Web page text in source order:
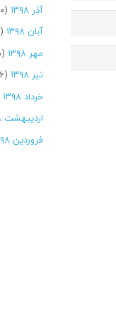
آذر ۱۳۹۸
(۷۰)
آبان ۱۳۹۸
(۱۸۸)
مهر ۱۳۹۸
(۵)
تیر ۱۳۹۸
(۱۰۶)
خرداد ۱۳۹۸
اردیبهشت ۱۳۹۸
فروردین ۱۳۹۸